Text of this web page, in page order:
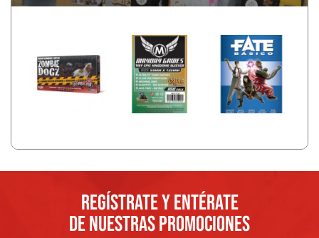
REGÍSTRATE Y ENTÉRATE
DE NUESTRAS PROMOCIONES